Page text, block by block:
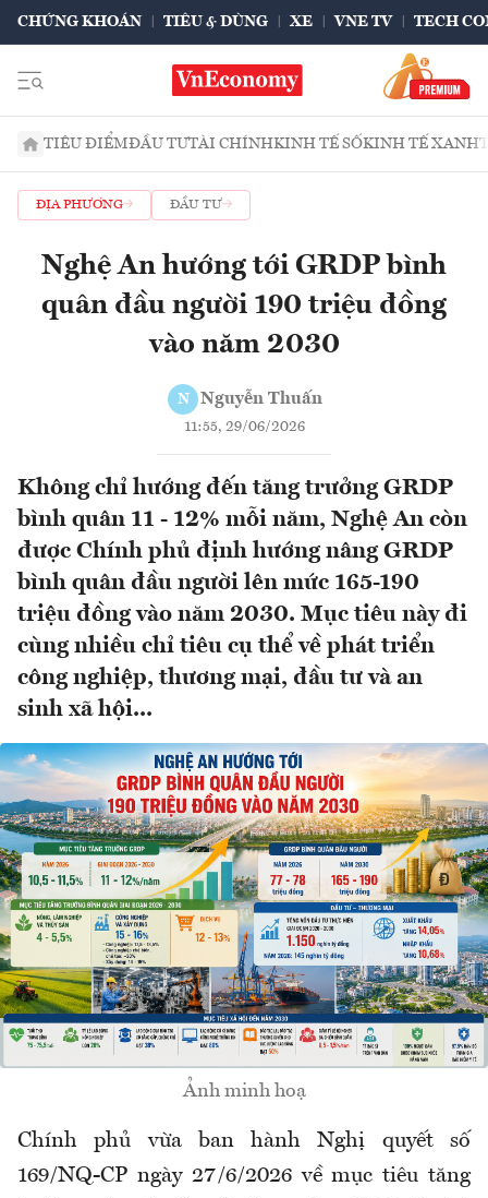
CHỨNG KHOÁN TIÊU & DÙNG XE VNE TV TECH
TIÊU ĐIỂMĐẦU TƯTÀI CHÍNHKINH TẾ SỐKINH TẾ XANH
ĐỊA PHƯƠNG ĐẦU TƯ
Nghệ An hướng tới GRDP bình
quân đầu người 190 triệu đồng
vào năm 2030
N Nguyễn Thuấn
11:55, 29/06/2026
Không chỉ hướng đến tăng trưởng GRDP
bình quân 11 - 12% mỗi năm, Nghệ An còn
được Chính phủ định hướng nâng GRDP
bình quân đầu người lên mức 165-190
triệu đồng vào năm 2030. Mục tiêu này đi
cùng nhiều chỉ tiêu cụ thể về phát triển
công nghiệp, thương mại, đầu tư và an
sinh xã hội...
Ảnh minh hoạ
Chính phủ vừa ban hành Nghị quyết số
169/NQ-CP ngày 27/6/2026 về mục tiêu tăng